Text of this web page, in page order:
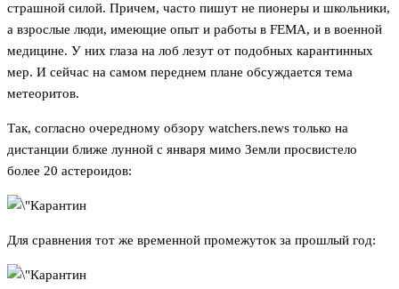
страшной силой. Причем, часто пишут не пионеры и школьники,
а взрослые люди, имеющие опыт и работы в FEMA, и в военной
медицине. У них глаза на лоб лезут от подобных карантинных
мер. И сейчас на самом переднем плане обсуждается тема
метеоритов.
Так, согласно очередному обзору watchers.news только на
дистанции ближе лунной с января мимо Земли просвистело
более 20 астероидов:
Для сравнения тот же временной промежуток за прошлый год: